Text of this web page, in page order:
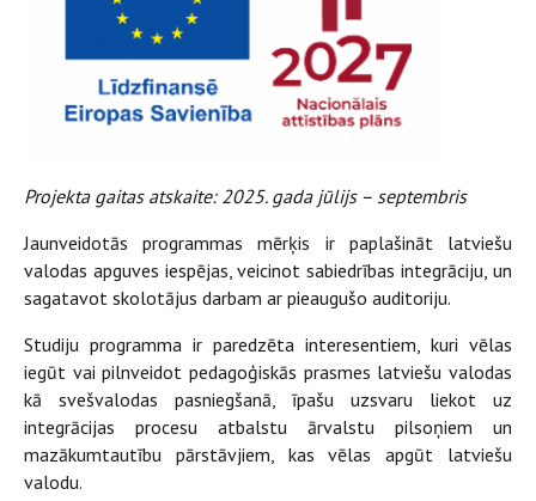
Projekta gaitas atskaite: 2025. gada jūlijs – septembris
Jaunveidotās programmas mērķis ir paplašināt latviešu
valodas apguves iespējas, veicinot sabiedrības integrāciju, un
sagatavot skolotājus darbam ar pieaugušo auditoriju.
Studiju programma ir paredzēta interesentiem, kuri vēlas
iegūt vai pilnveidot pedagoģiskās prasmes latviešu valodas
kā svešvalodas pasniegšanā, īpašu uzsvaru liekot uz
integrācijas procesu atbalstu ārvalstu pilsoņiem un
mazākumtautību pārstāvjiem, kas vēlas apgūt latviešu
valodu.